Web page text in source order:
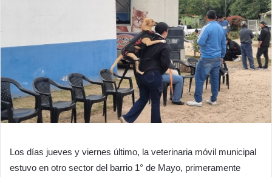
Los días jueves y viernes último, la veterinaria móvil municipal
estuvo en otro sector del barrio 1° de Mayo, primeramente